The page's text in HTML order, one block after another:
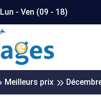
Lun - Ven (09 - 18)
Meilleurs prix